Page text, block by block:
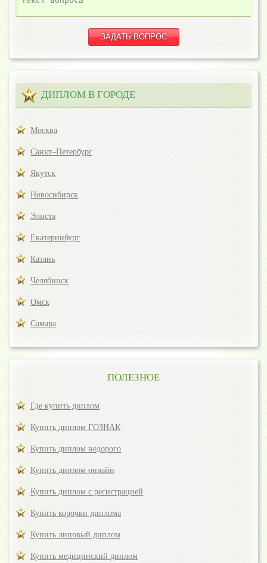
ДИПЛОМ В ГОРОДЕ
Москва
Санкт–Петербург
Якутск
Новосибирск
Элиста
Екатеринбург
Казань
Челябинск
Омск
Самара
ПОЛЕЗНОЕ
Где купить диплом
Купить диплом ГОЗНАК
Купить диплом недорого
Купить диплом онлайн
Купить диплом с регистрацией
Купить корочки диплома
Купить липовый диплом
Купить медицинский диплом